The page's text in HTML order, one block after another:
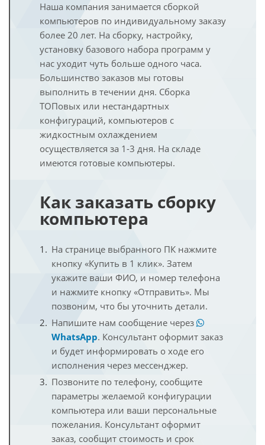
Наша компания занимается сборкой
компьютеров по индивидуальному заказу
более 20 лет. На сборку, настройку,
установку базового набора программ у
нас уходит чуть больше одного часа.
Большинство заказов мы готовы
выполнить в течении дня. Сборка
ТОПовых или нестандартных
конфигураций, компьютеров с
жидкостным охлаждением
осуществляется за 1-3 дня. На складе
имеются готовые компьютеры.
Как заказать сборку
компьютера
На странице выбранного ПК нажмите
кнопку «Купить в 1 клик». Затем
укажите ваши ФИО, и номер телефона
и нажмите кнопку «Отправить». Мы
позвоним, что бы уточнить детали.
Напишите нам сообщение через
WhatsApp. Консультант оформит заказ
и будет информировать о ходе его
исполнения через мессенджер.
Позвоните по телефону, сообщите
параметры желаемой конфигурации
компьютера или ваши персональные
пожелания. Консультант оформит
заказ, сообщит стоимость и срок